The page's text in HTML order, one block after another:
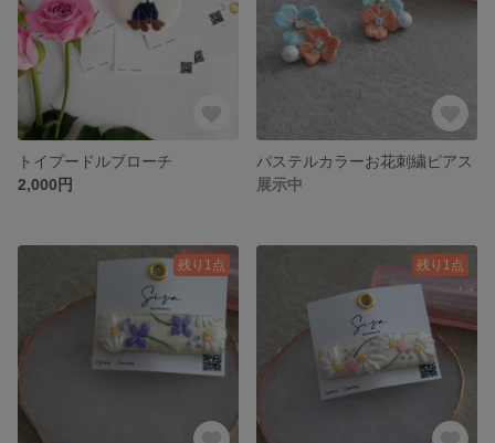
トイプードルブローチ
2,000円
パステルカラーお花刺繍ピアス
展示中
残り1点 残り1点